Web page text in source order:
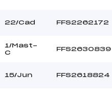
22/Cad FFS2262172
1/Mast-
C
FFS2630839
15/Jun FFS2618824